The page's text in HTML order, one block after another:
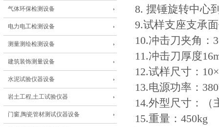
气体环保检测设备
电力电工检测设备
测量测绘检测设备
建筑装饰测量设备
水泥试验仪器设备
岩土工程,土工试验仪器
门窗,陶瓷管材测试仪器设备
8. 摆锤旋转中心
9.试样支座支承
10.冲击刀夹角：
11.冲击刀厚度
12.试样尺寸：
13.电源功率：
14.外型尺寸：（
15.重量：450kg